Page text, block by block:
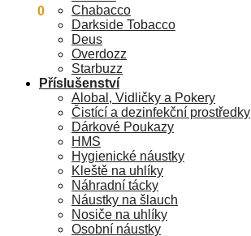
0
Chabacco
Darkside Tobacco
Deus
Overdozz
Starbuzz
Příslušenství
Alobal, Vidličky a Pokery
Čistící a dezinfekční prostředky
Dárkové Poukazy
HMS
Hygienické náustky
Kleště na uhlíky
Náhradní tácky
Náustky na šlauch
Nosiče na uhlíky
Osobní náustky